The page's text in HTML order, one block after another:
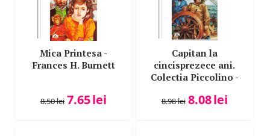
Mica Printesa -
Frances H. Burnett
8.50lei 7.65lei
Capitan la
cincisprezece ani.
Colectia Piccolino -
8.98lei 8.08lei